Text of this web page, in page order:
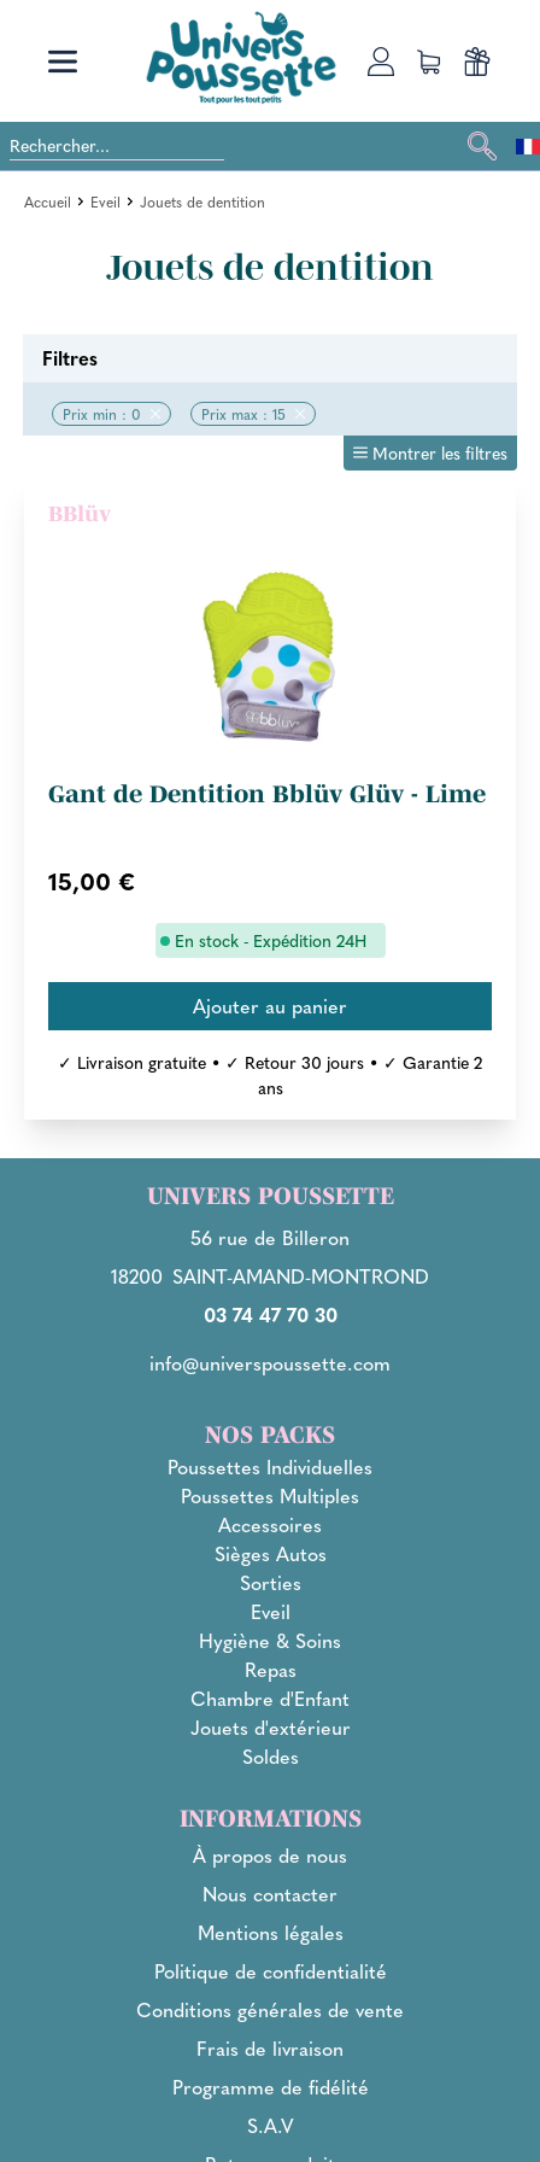
Accueil Eveil Jouets de dentition
Jouets de dentition
Filtres
Prix min : 0 Prix max : 15
Montrer les filtres
BBlüv
Gant de Dentition Bblüv Glüv - Lime
15,00 €
En stock - Expédition 24H
✓ Livraison gratuite • ✓ Retour 30 jours • ✓ Garantie 2
ans
UNIVERS POUSSETTE
56 rue de Billeron
18200 SAINT-AMAND-MONTROND
03 74 47 70 30
info@universpoussette.com
NOS PACKS
Poussettes Individuelles
Poussettes Multiples
Accessoires
Sièges Autos
Sorties
Eveil
Hygiène & Soins
Repas
Chambre d'Enfant
Jouets d'extérieur
Soldes
INFORMATIONS
À propos de nous
Nous contacter
Mentions légales
Politique de confidentialité
Conditions générales de vente
Frais de livraison
Programme de fidélité
S.A.V